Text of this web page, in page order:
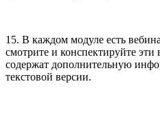
15. В каждом модуле есть
смотрите и конспектируйте
содержат дополнительную
текстовой версии.